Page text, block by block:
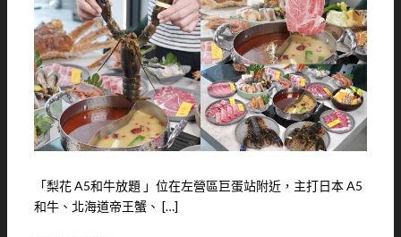
「梨花 A5和牛放題 」位在左營區巨蛋站附近，主打日本 A5
和牛、北海道帝王蟹、 […]